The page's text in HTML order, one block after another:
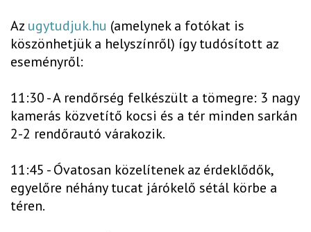
Az ugytudjuk.hu (amelynek a fotókat is
köszönhetjük a helyszínről) így tudósított az
eseményről:
11:30 - A rendőrség felkészült a tömegre: 3 nagy
kamerás közvetítő kocsi és a tér minden sarkán
2-2 rendőrautó várakozik.
11:45 - Óvatosan közelítenek az érdeklődők,
egyelőre néhány tucat járókelő sétál körbe a
téren.